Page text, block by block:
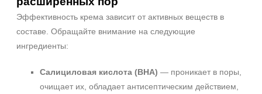
Эффективность крема зависит от активных веществ в
составе. Обращайте внимание на следующие
ингредиенты:
Салициловая кислота (BHA) — проникает в поры,
очищает их, обладает антисептическим действием,